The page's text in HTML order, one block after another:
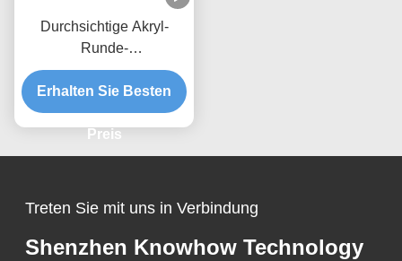
Durchsichtige Akryl-
Runde-
Räucherabzugsspritze
mit Kapuze CE-
Zertifizierung
Erhalten Sie Besten
Preis
Treten Sie mit uns in Verbindung
Shenzhen Knowhow Technology